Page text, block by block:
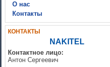
О нас
Контакты
КОНТАКТЫ
NAKITEL
Контактное лицо:
Антон Сергеевич